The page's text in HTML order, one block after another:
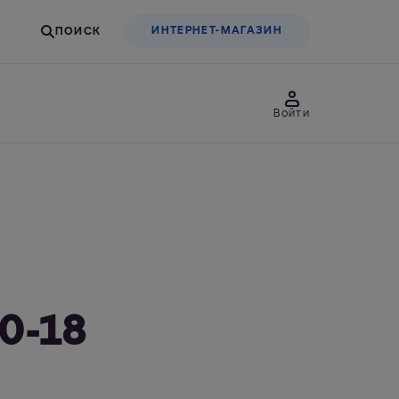
ИНТЕРНЕТ-МАГАЗИН
Войти
18